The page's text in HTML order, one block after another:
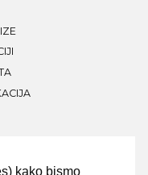
kako bismo